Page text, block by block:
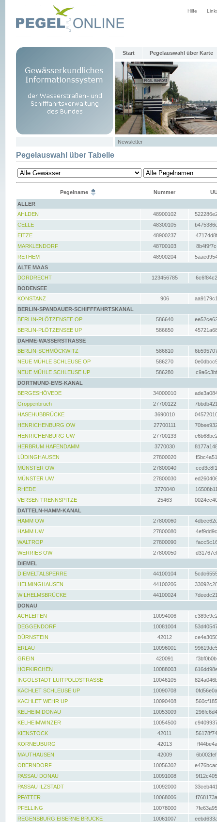
Hilfe
Start Pegelauswahl über Karte
Newsletter
Pegelauswahl über Tabelle
Pegelname Nummer
ALLER
AHLDEN
48900102
CELLE
48300105
EITZE
48900237
MARKLENDORF
48700103
RETHEM
48900204
ALTE MAAS
DORDRECHT
123456785
BODENSEE
KONSTANZ
906
BERLIN-SPANDAUER-SCHIFFFAHRTSKANAL
BERLIN-PLÖTZENSEE OP
586640
BERLIN-PLÖTZENSEE UP
586650
DAHME-WASSERSTRASSE
BERLIN-SCHMÖCKWITZ
586810
NEUE MÜHLE SCHLEUSE OP
586270
NEUE MÜHLE SCHLEUSE UP
586280
DORTMUND-EMS-KANAL
BERGESHÖVEDE
34000010
Groppenbruch
27700122
HASEHUBBRÜCKE
3690010
HENRICHENBURG OW
27700111
HENRICHENBURG UW
27700133
HERBRUM HAFENDAMM
3770030
LÜDINGHAUSEN
27800020
MÜNSTER OW
27800040
MÜNSTER UW
27800030
RHEDE
3770040
VERSEN TRENNSPITZE
25463
DATTELN-HAMM-KANAL
HAMM OW
27800060
HAMM UW
27800080
WALTROP
27800090
WERRIES OW
27800050
DIEMEL
DIEMELTALSPERRE
44100104
HELMINGHAUSEN
44100206
WILHELMSBRÜCKE
44100024
DONAU
ACHLEITEN
10094006
DEGGENDORF
10081004
DÜRNSTEIN
42012
ERLAU
10096001
GREIN
420091
HOFKIRCHEN
10088003
INGOLSTADT LUITPOLDSTRASSE
10046105
KACHLET SCHLEUSE UP
10090708
KACHLET WEHR UP
10090408
KELHEIM DONAU
10053009
KELHEIMWINZER
10054500
KIENSTOCK
42011
KORNEUBURG
42013
MAUTHAUSEN
42009
OBERNDORF
10056302
PASSAU DONAU
10091008
PASSAU ILZSTADT
10092000
PFATTER
10068006
PFELLING
10078000
REGENSBURG EISERNE BRÜCKE
10061007